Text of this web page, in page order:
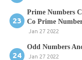
Prime Numbers
Co Prime
Jan 27 2022
Odd Numbers
Jan 27 2022